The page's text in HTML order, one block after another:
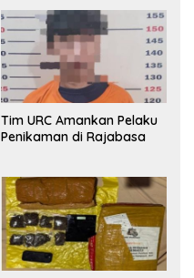
Tim URC Amankan Pelaku
Penikaman di Rajabasa